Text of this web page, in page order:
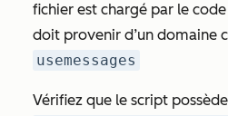
fichier est chargé par le
doit provenir d’un domaine
usemessages
Vérifiez que le script